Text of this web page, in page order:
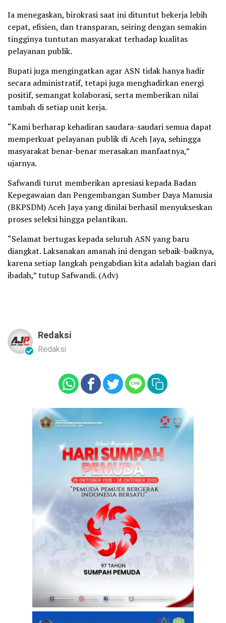
Ia menegaskan, birokrasi saat ini dituntut bekerja lebih
cepat, efisien, dan transparan, seiring dengan semakin
tingginya tuntutan masyarakat terhadap kualitas
pelayanan publik.
Bupati juga mengingatkan agar ASN tidak hanya hadir
secara administratif, tetapi juga menghadirkan energi
positif, semangat kolaborasi, serta memberikan nilai
tambah di setiap unit kerja.
“Kami berharap kehadiran saudara-saudari semua dapat
memperkuat pelayanan publik di Aceh Jaya, sehingga
masyarakat benar-benar merasakan manfaatnya,”
ujarnya.
Safwandi turut memberikan apresiasi kepada Badan
Kepegawaian dan Pengembangan Sumber Daya Manusia
(BKPSDM) Aceh Jaya yang dinilai berhasil menyukseskan
proses seleksi hingga pelantikan.
“Selamat bertugas kepada seluruh ASN yang baru
diangkat. Laksanakan amanah ini dengan sebaik-baiknya,
karena setiap langkah pengabdian kita adalah bagian dari
ibadah,” tutup Safwandi. (Adv)
Redaksi
Redaksi